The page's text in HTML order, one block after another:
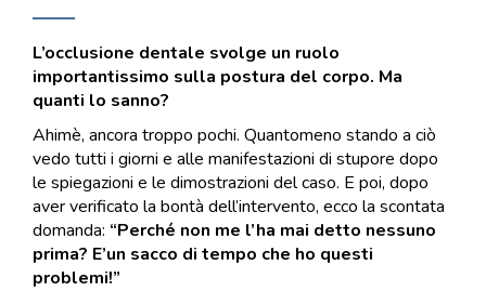
L’occlusione dentale svolge un ruolo
importantissimo sulla postura del corpo. Ma
quanti lo sanno?
Ahimè, ancora troppo pochi. Quantomeno stando a ciò
vedo tutti i giorni e alle manifestazioni di stupore dopo
le spiegazioni e le dimostrazioni del caso. E poi, dopo
aver verificato la bontà dell’intervento, ecco la scontata
domanda: “Perché non me l’ha mai detto nessuno
prima? E’un sacco di tempo che ho questi
problemi!”